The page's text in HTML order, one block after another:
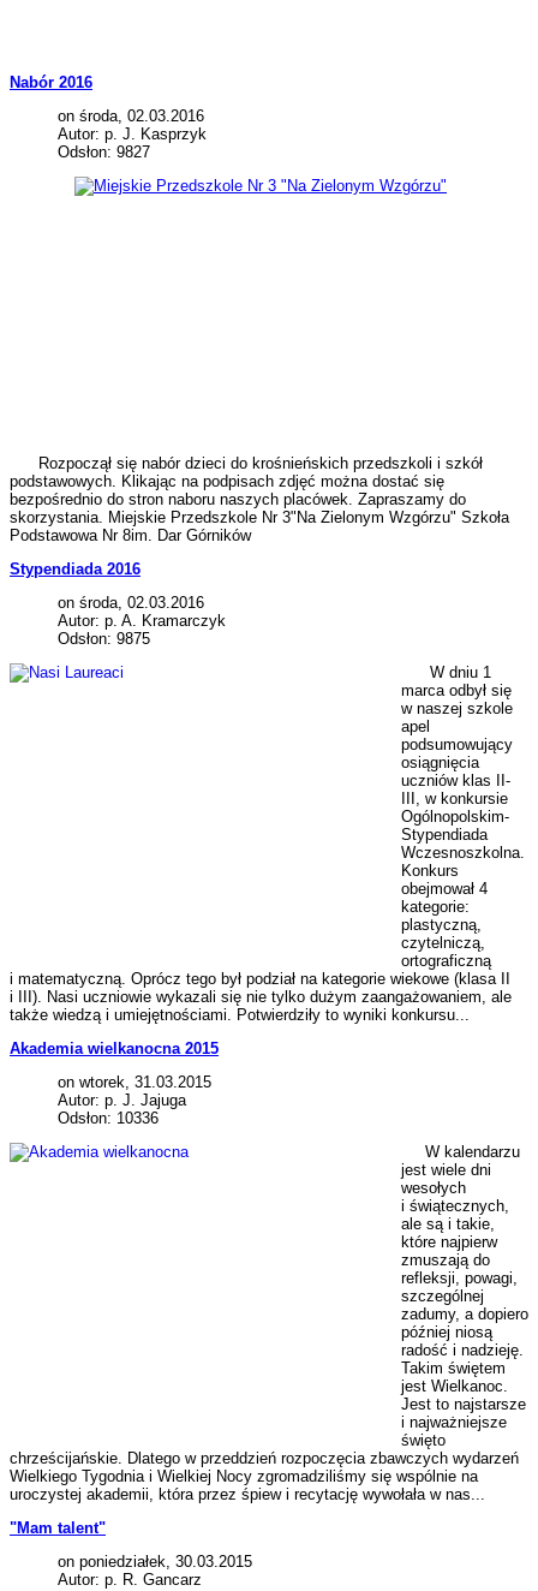
Nabór 2016
on środa, 02.03.2016
Autor: p. J. Kasprzyk
Odsłon: 9827
Rozpoczął się nabór dzieci do krośnieńskich przedszkoli i szkół
podstawowych. Klikając na podpisach zdjęć można dostać się
bezpośrednio do stron naboru naszych placówek. Zapraszamy do
skorzystania. Miejskie Przedszkole Nr 3"Na Zielonym Wzgórzu" Szkoła
Podstawowa Nr 8im. Dar Górników
Stypendiada 2016
on środa, 02.03.2016
Autor: p. A. Kramarczyk
Odsłon: 9875
W dniu 1
marca odbył się
w naszej szkole
apel
podsumowujący
osiągnięcia
uczniów klas II­-
III, w konkursie
Ogólnopolskim­
Stypendiada
Wczesnoszkolna.
Konkurs
obejmował 4
kategorie:
plastyczną,
czytelniczą,
ortograficzną
i matematyczną. Oprócz tego był podział na kategorie wiekowe (klasa II
i III). Nasi uczniowie wykazali się nie tylko dużym zaangażowaniem, ale
także wiedzą i umiejętnościami. Potwierdziły to wyniki konkursu...
Akademia wielkanocna 2015
on wtorek, 31.03.2015
Autor: p. J. Jajuga
Odsłon: 10336
W kalendarzu
jest wiele dni
wesołych
i świątecznych,
ale są i takie,
które najpierw
zmuszają do
refleksji, powagi,
szczególnej
zadumy, a dopiero
później niosą
radość i nadzieję.
Takim świętem
jest Wielkanoc.
Jest to najstarsze
i najważniejsze
święto
chrześcijańskie. Dlatego w przeddzień rozpoczęcia zbawczych wydarzeń
Wielkiego Tygodnia i Wielkiej Nocy zgromadziliśmy się wspólnie na
uroczystej akademii, która przez śpiew i recytację wywołała w nas...
"Mam talent"
on poniedziałek, 30.03.2015
Autor: p. R. Gancarz